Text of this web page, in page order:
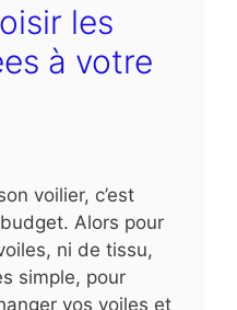
les
à votre
voilier, c’est
Alors pour
ni de tissu,
simple, pour
vos voiles et